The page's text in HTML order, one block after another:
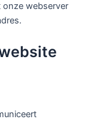
onze webserver